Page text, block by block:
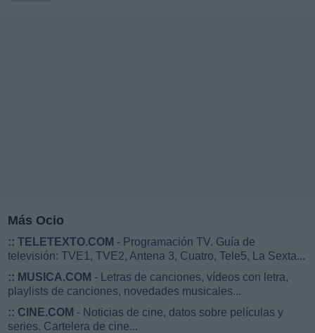
Más Ocio
:: TELETEXTO.COM - Programación TV. Guía de
televisión: TVE1, TVE2, Antena 3, Cuatro, Tele5, La Sexta...
:: MUSICA.COM - Letras de canciones, vídeos con letra,
playlists de canciones, novedades musicales...
:: CINE.COM - Noticias de cine, datos sobre películas y
series. Cartelera de cine...